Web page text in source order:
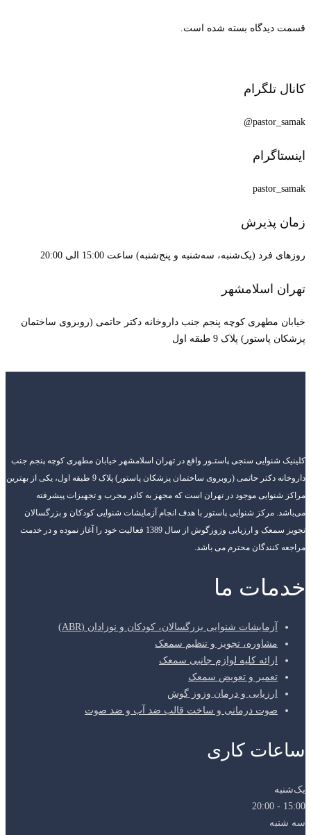
قسمت دیدگاه بسته شده است.
کانال تلگرام
pastor_samak@
اینستاگرام
pastor_samak
زمان پذیرش
روزهای فرد (یک‌شنبه، سه‌شنبه و پنج‌شنبه) ساعت 15:00 الی 20:00
تهران اسلامشهر
خیابان مطهری کوچه پنجم جنب داروخانه دکتر حاتمی (روبروی ساختمان
پزشکان پاستور) پلاک 9 طبقه اول
کلینیک شنوایی سنجی پاستـور واقع در تهران اسلامشهر خیابان مطهری کوچه پنجم جنب
داروخانه دکتر حاتمی (روبروی ساختمان پزشکان پاستور) پلاک 9 طبقه اول، یکی از بهترین
مراکز شنوایی موجود در تهران است که مجهز به کادر مجرب و تجهیزات پیشرفته
می‌باشد. مرکز شنوایی پاستور با هدف انجام آزمایشات شنوایی کودکان و بزرگسالان
تجویز سمعک و ارزیابی وزوزگوش از سال 1389 فعالیت خود را آغاز نموده و در خدمت
مراجعه کنندگان محترم می باشد.
خدمات ما
آزمایشات شنوایی بزرگسالان، کودکان و نوزادان (ABR)
مشاوره، تجویز و تنظیم سمعک
ارائه کلیه لوازم جانبی سمعک
تعمیر و تعویض سمعک
ارزیابی و درمان وزوز گوش
صوت درمانی و ساخت قالب ضد آب و ضد صوت
ساعات کاری
یک‌شنبه
15:00 - 20:00
سه شنبه